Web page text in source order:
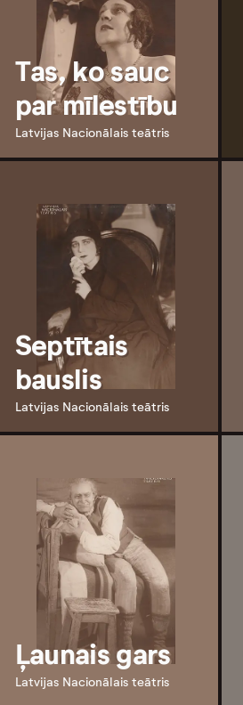
Tas, ko sauc
par mīlestību
Latvijas Nacionālais teātris
Septītais
bauslis
Latvijas Nacionālais teātris
Ļaunais gars
Latvijas Nacionālais teātris